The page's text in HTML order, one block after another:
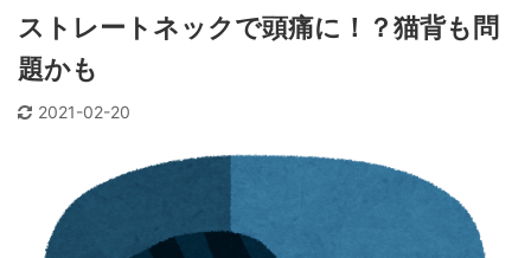
ストレートネックで頭痛に！？猫背も問
題かも
2021-02-20